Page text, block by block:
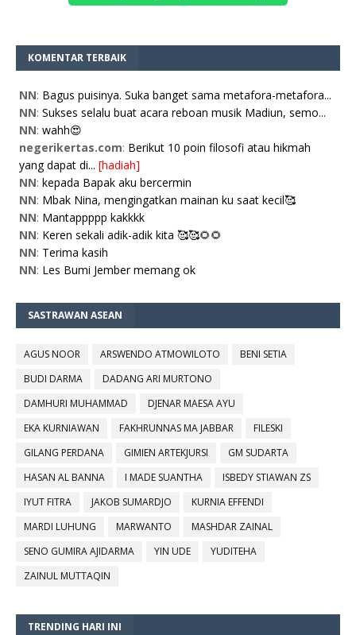
KOMENTAR TERBAIK
NN: Bagus puisinya. Suka banget sama metafora-metafora...
NN: Sukses selalu buat acara reboan musik Madiun, semo...
NN: wahh😍
negerikertas.com: Berikut 10 poin filosofi atau hikmah
yang dapat di... [hadiah]
NN: kepada Bapak aku bercermin
NN: Mbak Nina, mengingatkan mainan ku saat kecil🥰
NN: Mantappppp kakkkk
NN: Keren sekali adik-adik kita 🥰🥰🌻🌻
NN: Terima kasih
NN: Les Bumi Jember memang ok
SASTRAWAN ASEAN
AGUS NOOR ARSWENDO ATMOWILOTO
BENI SETIA
BUDI DARMA
DADANG ARI MURTONO
DAMHURI MUHAMMAD
DJENAR MAESA AYU
EKA KURNIAWAN
FAKHRUNNAS MA JABBAR
FILESKI
GILANG PERDANA
GIMIEN ARTEKJURSI
GM SUDARTA
HASAN AL BANNA
I MADE SUANTHA
ISBEDY STIAWAN ZS
IYUT FITRA
JAKOB SUMARDJO
KURNIA EFFENDI
MARDI LUHUNG
MARWANTO
MASHDAR ZAINAL
SENO GUMIRA AJIDARMA
YIN UDE
YUDITEHA
ZAINUL MUTTAQIN
TRENDING HARI INI